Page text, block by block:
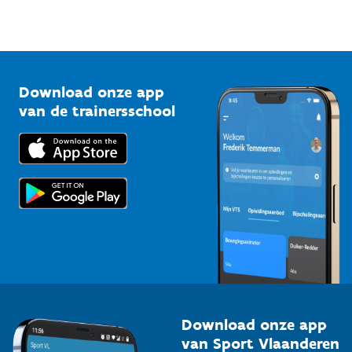
Bedrijven
Trainers en begeleiders
Topsporters
Vlaamse Trainersschool
Kennisplatform
Downloads
Voor de pers
Download onze app
van de trainersschool
Download onze app
van Sport Vlaanderen